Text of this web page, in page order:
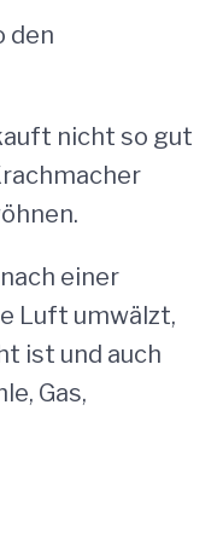
den
nicht so gut
einer
Luft umwälzt,
ist und auch
Gas,